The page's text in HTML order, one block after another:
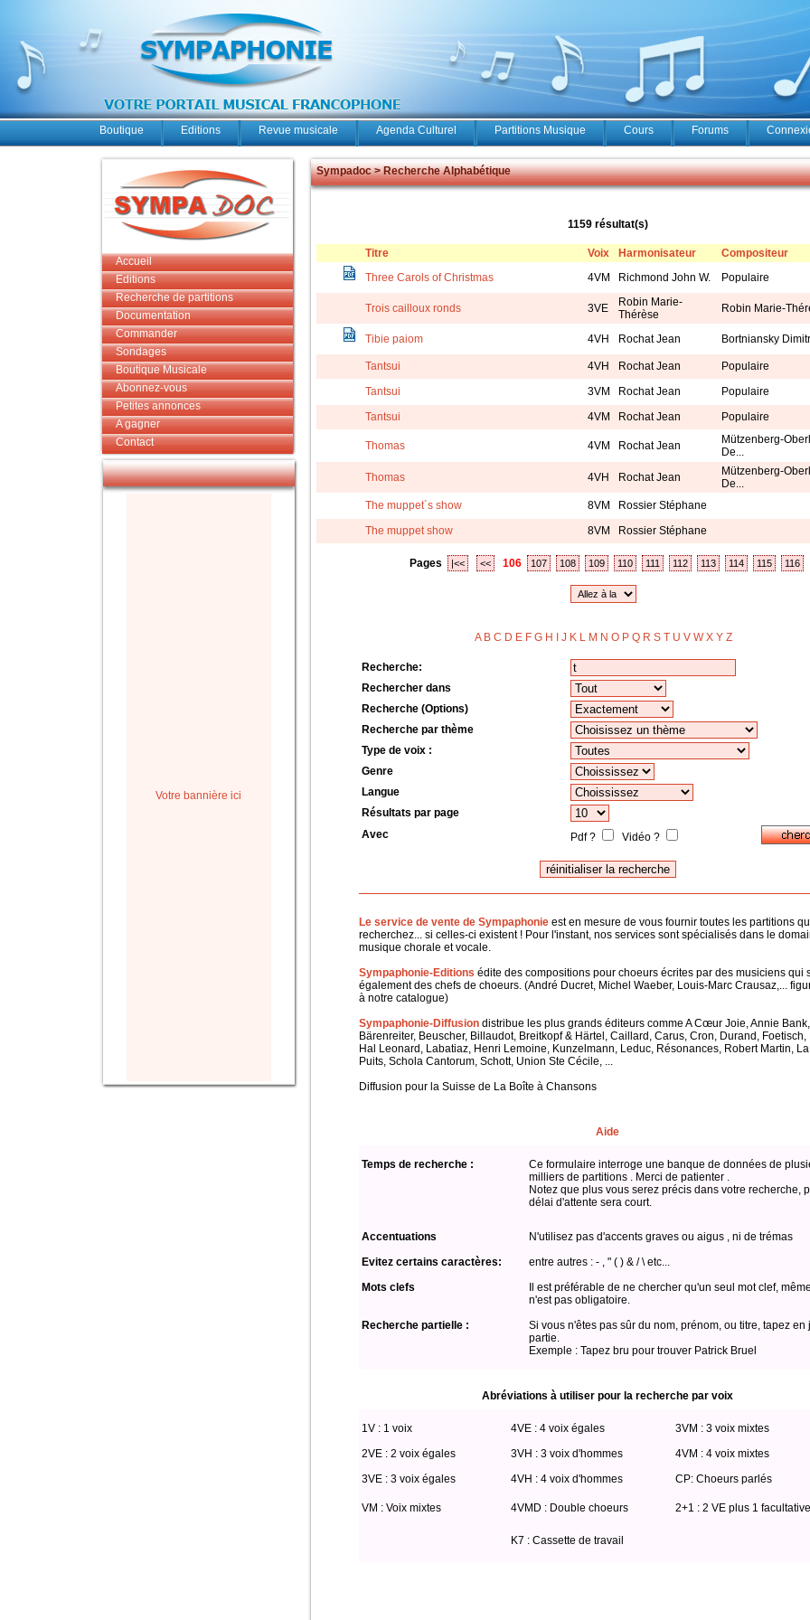
Boutique Editions Revue musicale Agenda Culturel Partitions Musique Cours Forums
Accueil
Editions
Recherche de partitions
Documentation
Commander
Sondages
Boutique Musicale
Abonnez-vous
Petites annonces
A gagner
Contact
Votre bannière ici
Sympadoc > Recherche Alphabétique
1159 résultat(s)
Titre Voix Harmonisateur
Compositeur
Three Carols of Christmas
4VM Richmond John W. Populaire
Trois cailloux ronds 3VE
Robin Marie-
Thérèse
Robin Marie-
Tibie paiom 4VH Rochat Jean Bortniansky
Tantsui 4VH Rochat Jean
Populaire
Tantsui
3VM Rochat Jean
Populaire
Tantsui
4VM Rochat Jean Populaire
Thomas 4VM Rochat Jean
Mützenberg-
De...
Thomas
4VH Rochat Jean
Mützenberg-
De...
The muppet´s show
8VM
Rossier Stéphane
The muppet show
8VM Rossier Stéphane
Pages |<< << 106 107 108 109 110 111 112 113 114 115 116
A B C D E F G H J K L M N O P Q R S T U V W X Y Z
Recherche:
Rechercher dans
Recherche (Options)
Recherche par thème
Type de voix :
Genre
Langue
Résultats par page
Avec
Pdf ? Vidéo ?
Le service de vente de Sympaphonie est en mesure de vous fournir toutes les partitions
recherchez... si celles-ci existent ! Pour l'instant, nos services sont spécialisés dans le
musique chorale et vocale.
Sympaphonie-Editions édite des compositions pour choeurs écrites par des musiciens qui
également des chefs de choeurs. (André Ducret, Michel Waeber, Louis-Marc Crausaz,...
à notre catalogue)
Sympaphonie-Diffusion distribue les plus grands éditeurs comme A Cœur Joie, Annie Bank,
Bärenreiter, Beuscher, Billaudot, Breitkopf & Härtel, Caillard, Carus, Cron, Durand, Foetisch,
Hal Leonard, Labatiaz, Henri Lemoine, Kunzelmann, Leduc, Résonances, Robert Martin,
Puits, Schola Cantorum, Schott, Union Ste Cécile, ...
Diffusion pour la Suisse de La Boîte à Chansons
Aide
Temps de recherche :
Ce formulaire interroge une banque de données de
milliers de partitions . Merci de patienter .
Notez que plus vous serez précis dans votre recherche,
délai d'attente sera court.
Accentuations
N'utilisez pas d'accents graves ou aigus , ni de trémas
Evitez certains caractères:
entre autres : - , " ( ) & / \ etc...
Mots clefs
Il est préférable de ne chercher qu'un seul mot clef,
n'est pas obligatoire.
Recherche partielle :
Si vous n'êtes pas sûr du nom, prénom, ou titre, tapez en
partie.
Exemple : Tapez bru pour trouver Patrick Bruel
Abréviations à utiliser pour la recherche par voix
1V : 1 voix 4VE : 4 voix égales
3VM : 3 voix mixtes
2VE : 2 voix égales
3VH : 3 voix d'hommes
4VM : 4 voix mixtes
3VE : 3 voix égales
4VH : 4 voix d'hommes CP: Choeurs parlés
VM : Voix mixtes 4VMD : Double choeurs 2+1 : 2 VE plus 1 facultative
K7 : Cassette de travail